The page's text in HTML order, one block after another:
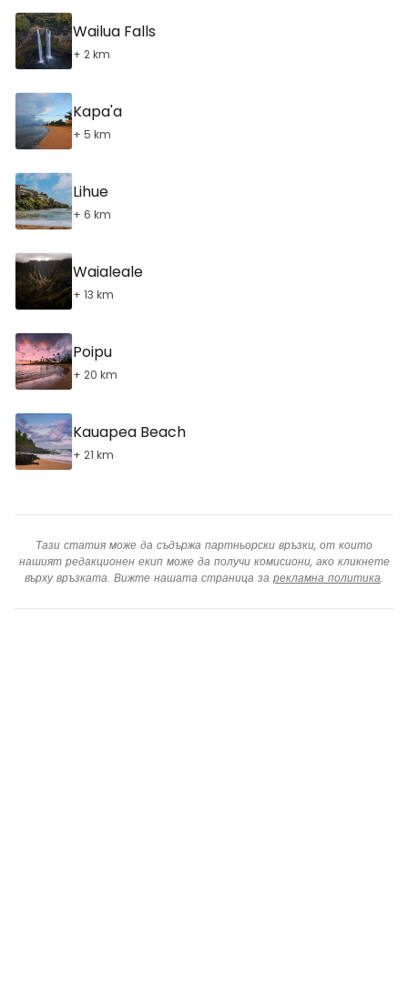
Wailua Falls
+ 2 km
Kapa'a
+ 5 km
Lihue
+ 6 km
Waialeale
+ 13 km
Poipu
+ 20 km
Kauapea Beach
+ 21 km
Тази статия може да съдържа партньорски връзки, от които
нашият редакционен екип може да получи комисиони, ако кликнете
върху връзката. Вижте нашата страница за рекламна политика.